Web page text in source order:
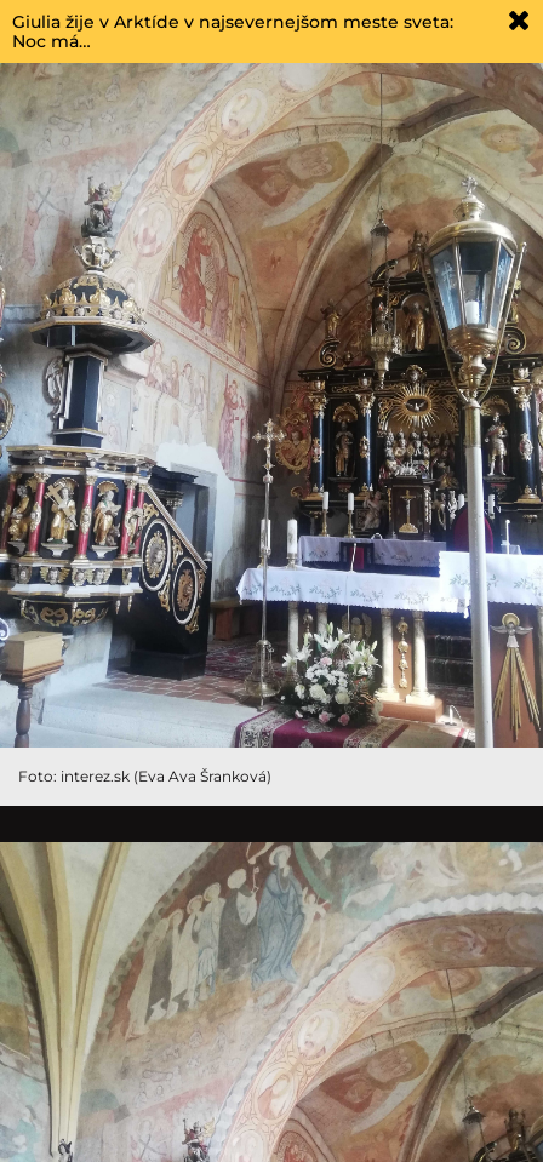
Giulia žije v Arktíde v najsevernejšom meste sveta:
Noc má…
Foto: interez.sk (Eva Ava Šranková)